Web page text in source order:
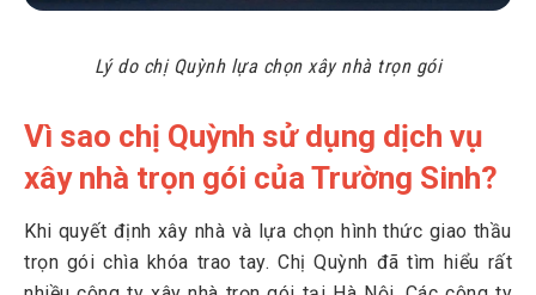
Lý do chị Quỳnh lựa chọn xây nhà trọn gói
Vì sao chị Quỳnh sử dụng dịch vụ
xây nhà trọn gói của Trường Sinh?
Khi quyết định xây nhà và lựa chọn hình thức giao thầu
trọn gói chìa khóa trao tay. Chị Quỳnh đã tìm hiểu rất